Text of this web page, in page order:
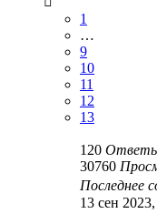
1
…
9
10
11
12
13
120
30760
Последнее
13 сен